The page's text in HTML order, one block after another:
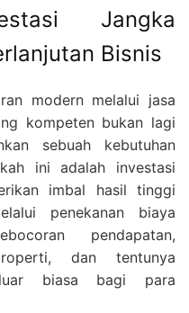
Jangka
Bisnis
modern melalui jasa
kompeten bukan lagi
sebuah kebutuhan
ini adalah investasi
imbal hasil tinggi
penekanan biaya
pendapatan,
dan tentunya
luar biasa bagi para